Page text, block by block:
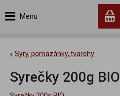
Menu
Sýry, pomazánky, tvarohy
Syrečky 200g BIO